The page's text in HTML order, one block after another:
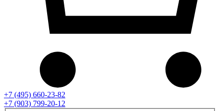
+7 (495) 660-23-82
+7 (903) 799-20-12